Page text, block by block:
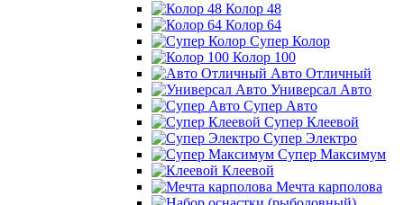
Колор 48
Колор 64
Супер Колор
Колор 100
Авто Отличный
Универсал Авто
Супер Авто
Супер Клеевой
Супер Электро
Супер Максимум
Клеевой
Мечта карполова